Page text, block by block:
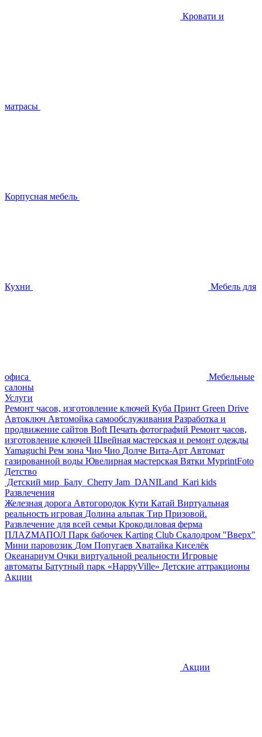
Кровати и
матрасы
Корпусная мебель
Кухни Мебель для
офиса
Мебельные
салоны
Услуги
Ремонт часов, изготовление ключей Куба Принт Green Drive
Автоключ Автомойка самообслуживания Разработка и
продвижение сайтов Boft Печать фотографий Ремонт часов,
изготовление ключей Швейная мастерская и ремонт одежды
Yamaguchi Рем зона Чио Чио Долче Вита-Арт Автомат
газированной воды Ювелирная мастерская Вятки MyprintFoto
Детство
Детский мир Балу Cherry Jam DANILand Kari kids
Развлечения
Железная дорога Автогородок Кути Катай Виртуальная
реальность игровая Долина альпак Тир Призовой.
Развлечение для всей семьи Крокодиловая ферма
ПЛАZМАПОЛ Парк бабочек Karting Club Скалодром "Вверх"
Мини паровозик Дом Попугаев Хватайка Киселёк
Океанариум Очки виртуальной реальности Игровые
автоматы Батутный парк «HappyVille» Детские аттракционы
Акции
Акции